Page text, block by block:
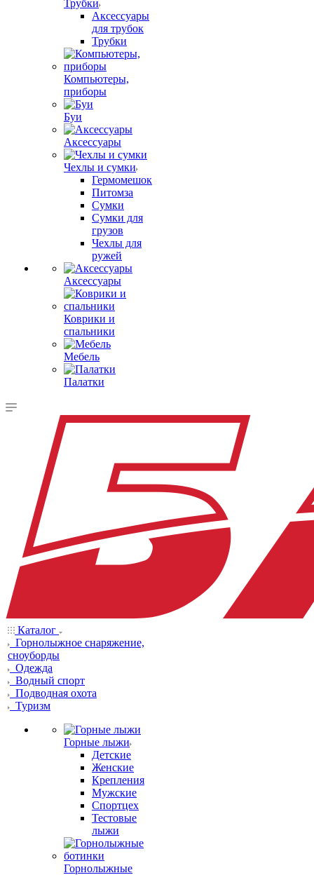
Трубки
Аксессуары
для трубок
Трубки
Компьютеры,
приборы
Буи
Аксессуары
Чехлы и сумки
Гермомешок
Питомза
Сумки
Сумки для
грузов
Чехлы для
ружей
Аксессуары
Коврики и
спальники
Мебель
Палатки
Каталог
Горнолыжное снаряжение,
сноуборды
Одежда
Водный спорт
Подводная охота
Туризм
Горные лыжи
Детские
Женские
Крепления
Мужские
Спортцех
Тестовые
лыжи
Горнолыжные